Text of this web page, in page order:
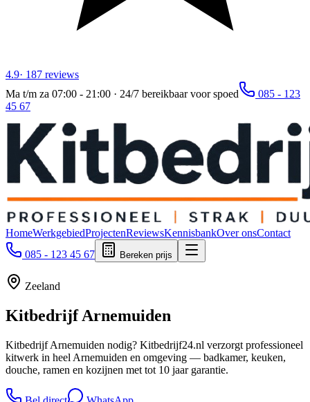
4.9· 187 reviews
Ma t/m za 07:00 - 21:00 · 24/7 bereikbaar voor spoed
085 - 123
45 67
HomeWerkgebiedProjectenReviewsKennisbankOver onsContact
085 - 123 45 67
Bereken prijs
Zeeland
KitbedrijfArnemuiden
Kitbedrijf Arnemuiden nodig? Kitbedrijf24.nl verzorgt professioneel
kitwerk in heel Arnemuiden en omgeving — badkamer, keuken,
douche, ramen en kozijnen met tot 10 jaar garantie.